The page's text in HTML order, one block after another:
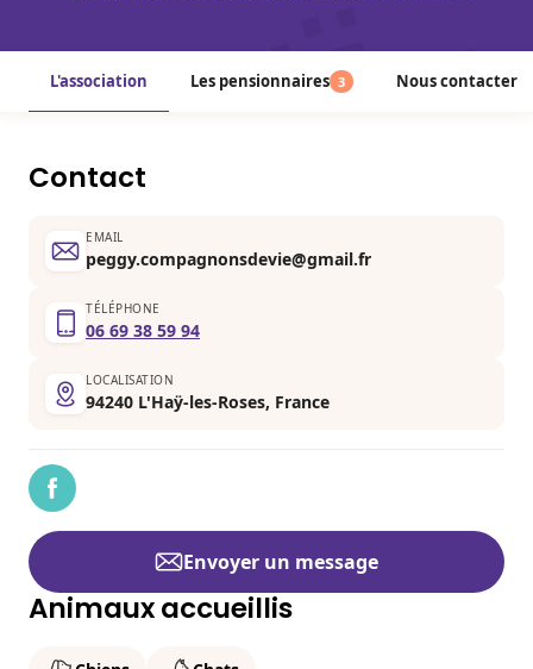
L'association Les pensionnaires 3 Nous contacter
Animaux accueillis
Contact
EMAIL
peggy.compagnonsdevie@gmail.fr
TÉLÉPHONE
06 69 38 59 94
LOCALISATION
94240 L'Haÿ-les-Roses, France
Envoyer un message